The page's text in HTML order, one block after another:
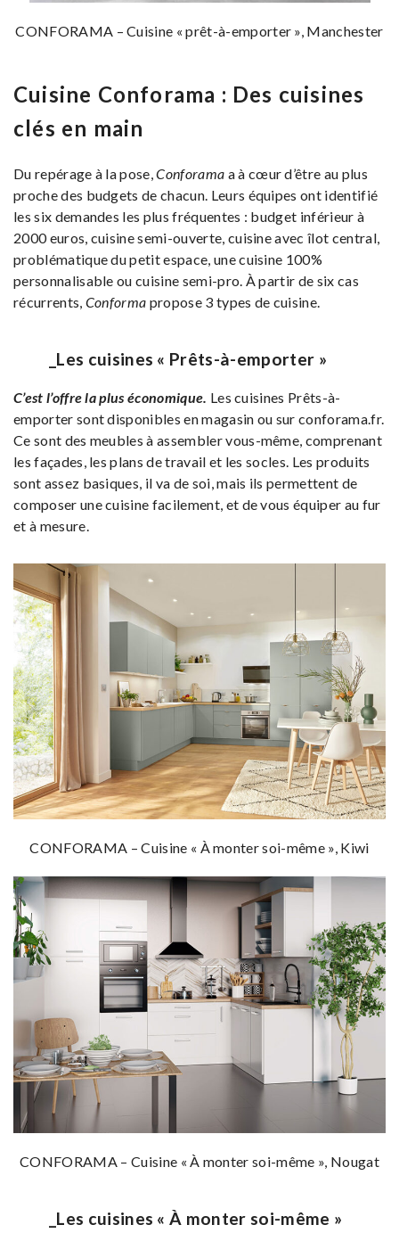
CONFORAMA – Cuisine « prêt-à-emporter », Manchester
Cuisine Conforama : Des cuisines
clés en main
Du repérage à la pose,Conforama a à cœur d’être au plus
proche des budgets de chacun. Leurs équipes ont identifié
les six demandes les plus fréquentes : budget inférieur à
2000 euros, cuisine semi-ouverte, cuisine avec îlot central,
problématique du petit espace, une cuisine 100%
personnalisable ou cuisine semi-pro. À partir de six cas
récurrents, Conforma propose 3 types de cuisine.
_Les cuisines « Prêts-à-emporter »
C’est l’offre la plus économique. Les cuisines Prêts-à-
emporter sont disponibles en magasin ou sur conforama.fr.
Ce sont des meubles à assembler vous-même, comprenant
les façades, les plans de travail et les socles. Les produits
sont assez basiques, il va de soi, mais ils permettent de
composer une cuisine facilement, et de vous équiper au fur
et à mesure.
CONFORAMA – Cuisine « À monter soi-même », Kiwi
CONFORAMA – Cuisine « À monter soi-même », Nougat
_Les cuisines « À monter soi-même »